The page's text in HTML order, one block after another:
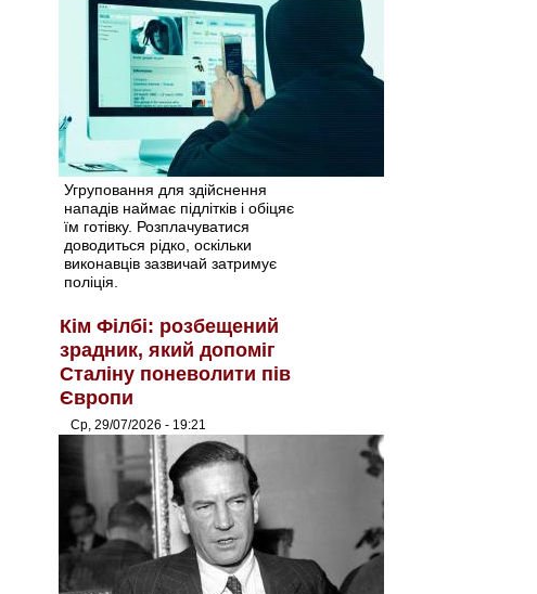
Угруповання для здійснення
нападів наймає підлітків і обіцяє
їм готівку. Розплачуватися
доводиться рідко, оскільки
виконавців зазвичай затримує
поліція.
Кім Філбі: розбещений
зрадник, який допоміг
Сталіну поневолити пів
Європи
Ср, 29/07/2026 - 19:21